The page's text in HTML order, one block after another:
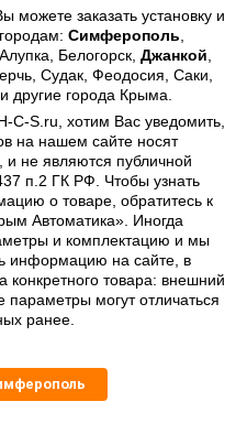
можете заказать установку и
Симферополь
Белогорск, Джанкой
Судак, Феодосия, Саки,
другие города Крыма.
C-S.ru, хотим Вас уведомить,
на нашем сайте носят
не являются публичной
п.2 ГК РФ. Чтобы узнать
о товаре, обратитесь к
Автоматика». Иногда
и комплектацию и мы
информацию на сайте, в
конкретного товара: внешний
параметры могут отличаться
ранее.